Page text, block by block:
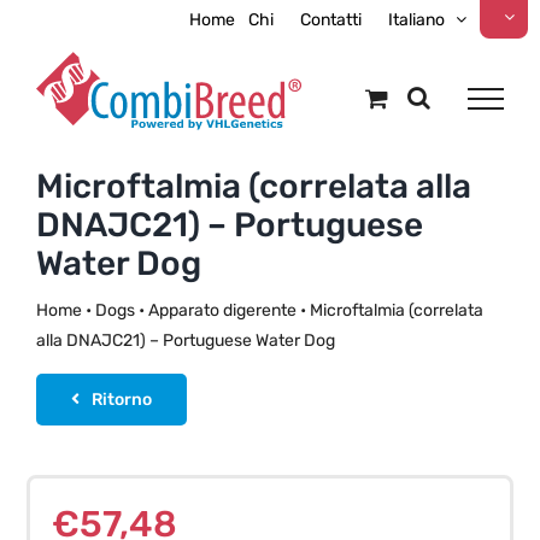
content
Home Chi Contatti Italiano
Microftalmia (correlata alla
DNAJC21) – Portuguese
Water Dog
Home• Dogs• Apparato digerente• Microftalmia (correlata
alla DNAJC21) – Portuguese Water Dog
Ritorno
€57,48